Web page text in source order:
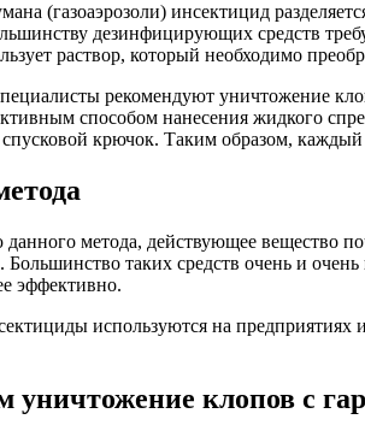
(газоаэрозоли) инсектицид
дезинфицирующих средств
раствор, который необходимо
рекомендуют уничтожение
способом нанесения жидкого
крючок. Таким образом, каждый
метода, действующее вещество
таких средств очень и
эффективно.
используются на предприятиях
клопов с